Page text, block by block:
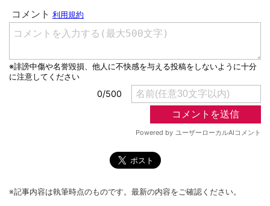
※記事内容は執筆時点のものです。最新の内容をご確認ください。